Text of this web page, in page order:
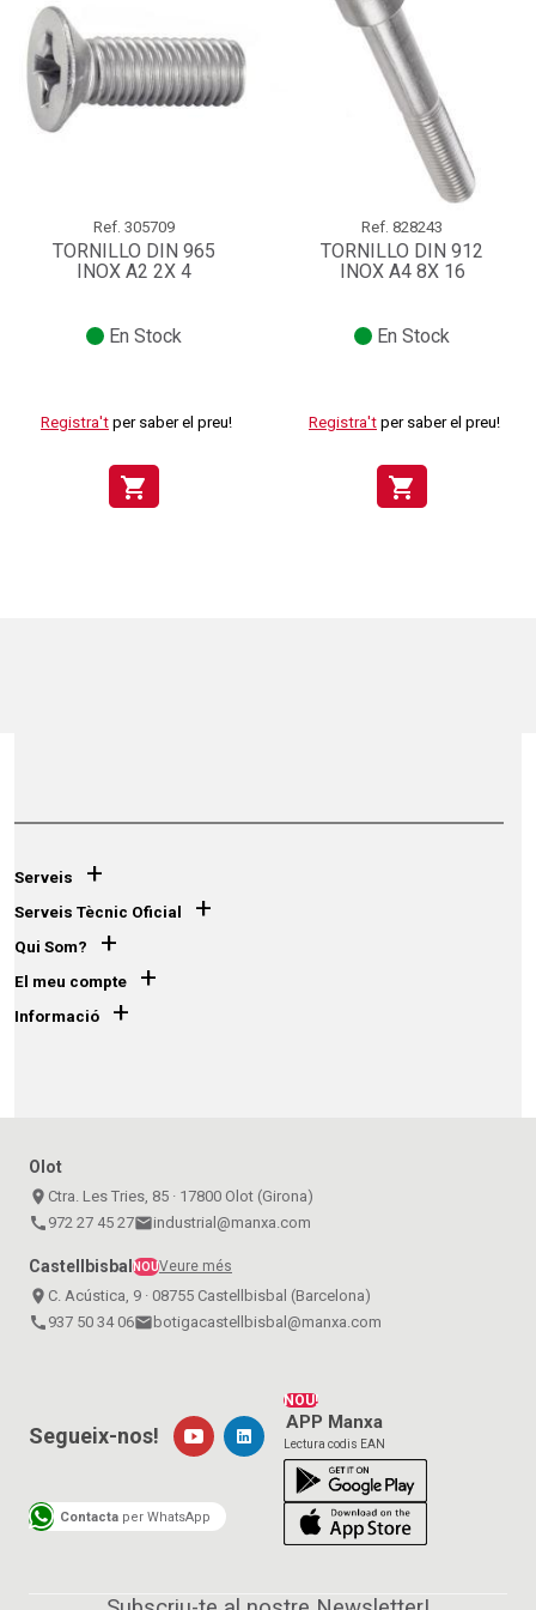
Ref. 305709
TORNILLO DIN 965
INOX A2 2X 4
En Stock
Registra't per saber el preu!
shopping_cart
Ref. 828243
TORNILLO DIN 912
INOX A4 8X 16
En Stock
Registra't per saber el preu!
shopping_cart
Serveis +
Serveis Tècnic Oficial +
Qui Som? +
El meu compte +
Informació +
Olot
place Ctra. Les Tries, 85 · 17800 Olot (Girona)
call 972 27 45 27emailindustrial@manxa.com
CastellbisbalNOUVeure més
place C. Acústica, 9 · 08755 Castellbisbal (Barcelona)
call 937 50 34 06emailbotigacastellbisbal@manxa.com
NOU!
APP Manxa
Lectura codis EAN
Segueix-nos!
Contacta per WhatsApp